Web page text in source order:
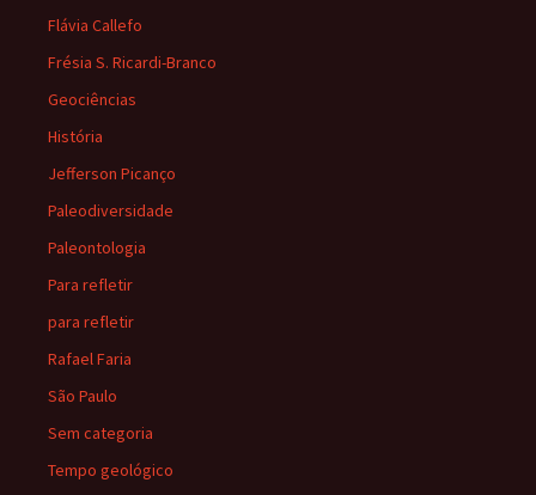
Flávia Callefo
Frésia S. Ricardi-Branco
Geociências
História
Jefferson Picanço
Paleodiversidade
Paleontologia
Para refletir
para refletir
Rafael Faria
São Paulo
Sem categoria
Tempo geológico